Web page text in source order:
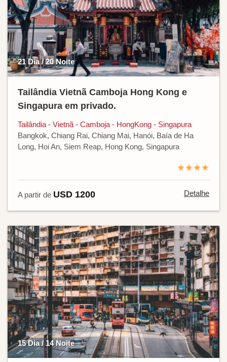
21 Dia / 20 Noite
Tailândia Vietnã Camboja Hong Kong e
Singapura em privado.
Tailândia - Vietnã - Camboja - HongKong - Singapura
Bangkok, Chiang Rai, Chiang Mai, Hanói, Baía de Ha
Long, Hoi An, Siem Reap, Hong Kong, Singapura
★★★★
A partir de USD 1200 Detalhe
15 Dia / 14 Noite